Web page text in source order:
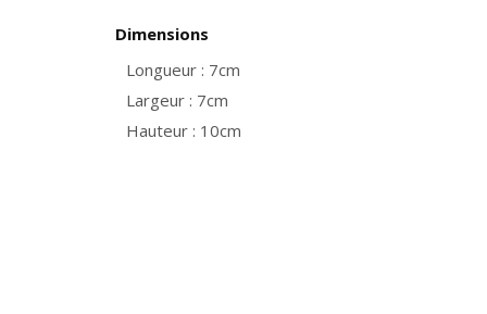
Dimensions
Longueur : 7cm
Largeur : 7cm
Hauteur : 10cm